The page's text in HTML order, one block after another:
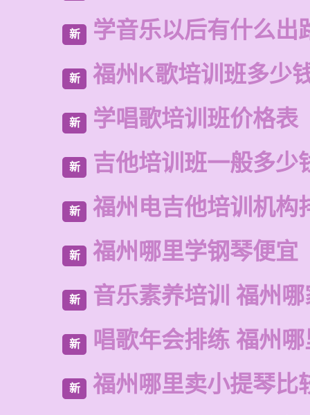
新 学音乐以后有什么出
新 福州K歌培训班多少
新 学唱歌培训班价格表
新 吉他培训班一般多少
新 福州电吉他培训机构
新 福州哪里学钢琴便宜
新 音乐素养培训 福州
新 唱歌年会排练 福州
新 福州哪里卖小提琴比